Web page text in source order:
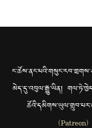
མེད་དུ་འབུལ་རྒྱུ་ཡིན།